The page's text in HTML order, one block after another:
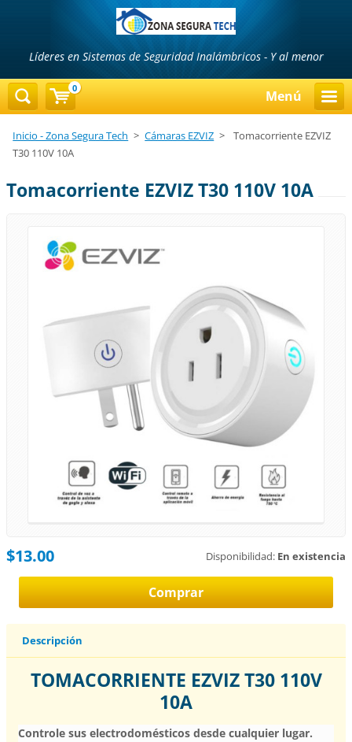
Líderes en Sistemas de Seguridad Inalámbricos - Y al menor
Menú
Inicio - Zona Segura Tech > Cámaras EZVIZ >
Tomacorriente EZVIZ
T30 110V 10A
Tomacorriente EZVIZ T30 110V 10A
Disponibilidad: En existencia
$13.00
Descripción
TOMACORRIENTE EZVIZ T30 110V
10A
Controle sus electrodomésticos desde cualquier lugar.
0